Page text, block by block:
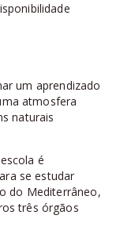
um aprendizado
atmosfera
naturais
é
se estudar
do Mediterrâneo,
três órgãos